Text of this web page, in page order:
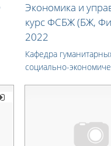
Экономика и
курс ФСБЖ (БЖ,
2022
Кафедра
социально-